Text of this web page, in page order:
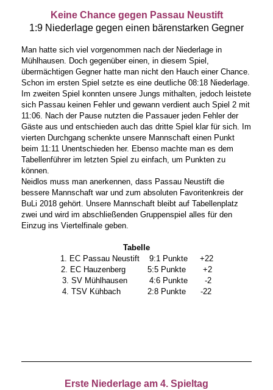
Keine Chance gegen Passau Neustift
1:9 Niederlage gegen einen bärenstarken Gegner
Man hatte sich viel vorgenommen nach der Niederlage in
Mühlhausen. Doch gegenüber einen, in diesem Spiel,
übermächtigen Gegner hatte man nicht den Hauch einer Chance.
Schon im ersten Spiel setzte es eine deutliche 08:18 Niederlage.
Im zweiten Spiel konnten unsere Jungs mithalten, jedoch leistete
sich Passau keinen Fehler und gewann verdient auch Spiel 2 mit
11:06. Nach der Pause nutzten die Passauer jeden Fehler der
Gäste aus und entschieden auch das dritte Spiel klar für sich. Im
vierten Durchgang schenkte unsere Mannschaft einen Punkt
beim 11:11 Unentschieden her. Ebenso machte man es dem
Tabellenführer im letzten Spiel zu einfach, um Punkten zu
können.
Neidlos muss man anerkennen, dass Passau Neustift die
bessere Mannschaft war und zum absoluten Favoritenkreis der
BuLi 2018 gehört. Unsere Mannschaft bleibt auf Tabellenplatz
zwei und wird im abschließenden Gruppenspiel alles für den
Einzug ins Viertelfinale geben.
Tabelle
1. EC Passau Neustift 9:1 Punkte +22
2. EC Hauzenberg 5:5 Punkte +2
3. SV Mühlhausen 4:6 Punkte -2
4. TSV Kühbach 2:8 Punkte -22
Erste Niederlage am 4. Spieltag